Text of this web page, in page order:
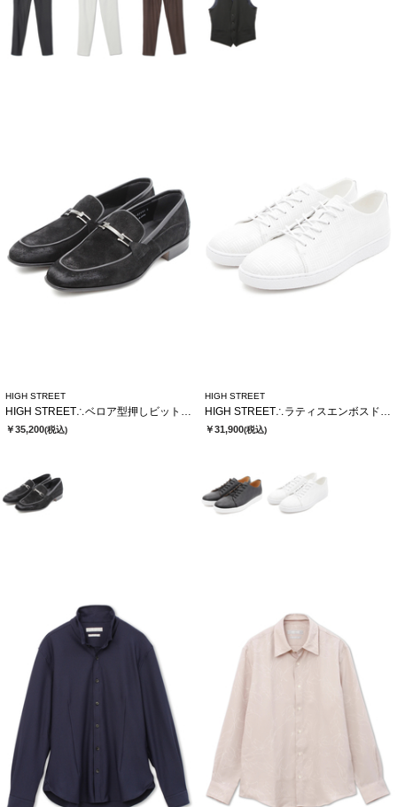
HIGH STREET
HIGH STREET∴ベロア型押しビットローファー
￥35,200(税込)
HIGH STREET
HIGH STREET∴ラティスエンボスドレススニーカー
￥31,900(税込)